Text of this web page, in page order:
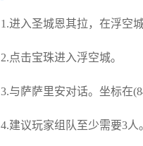
1.进入圣城恩其拉，在浮空
2.点击宝珠进入浮空城。
3.与萨萨里安对话。坐标在
4.建议玩家组队至少需要3人